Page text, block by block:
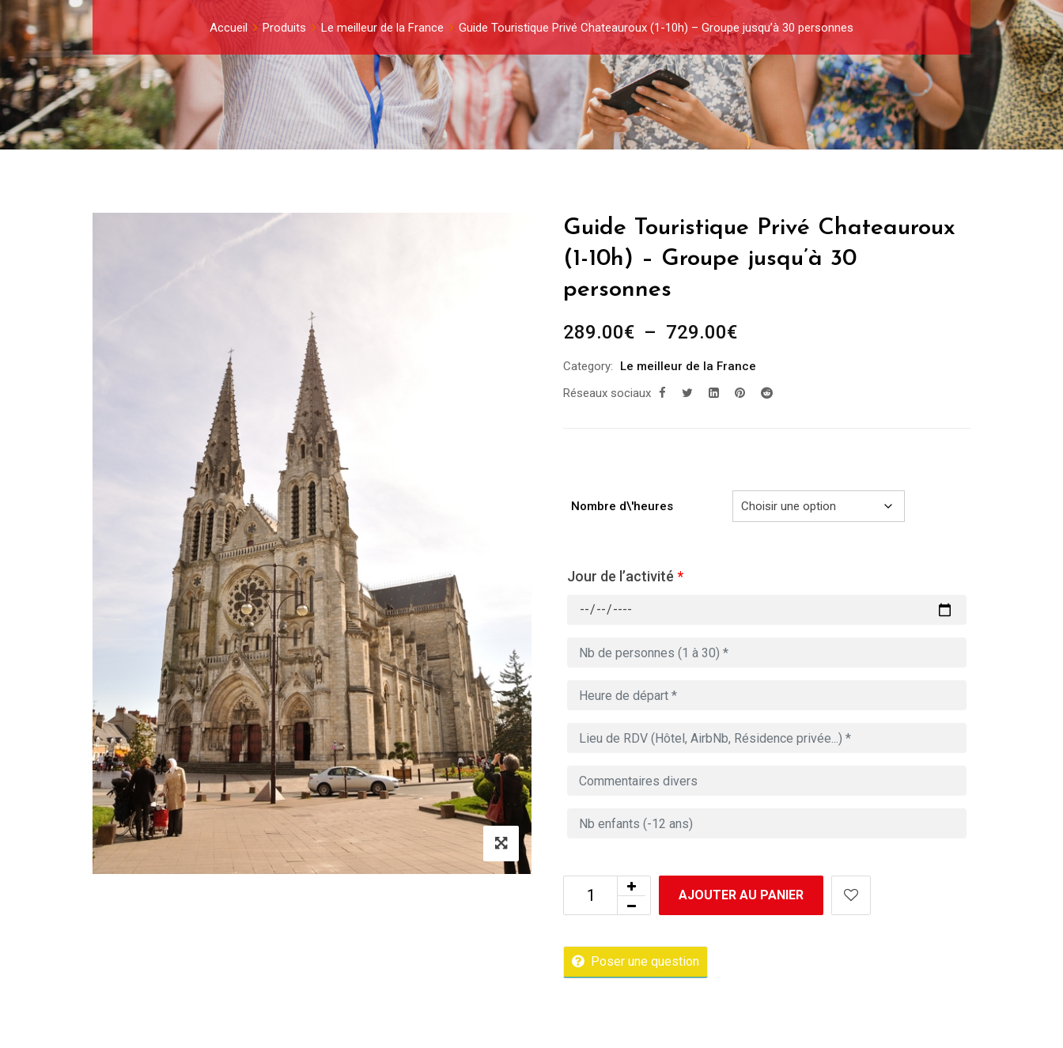
Accueil Produits Le meilleur de la France Guide Touristique Privé Chateauroux (1-10h) – Groupe jusqu’à 30 personnes
Guide Touristique Privé Chateauroux
(1-10h) – Groupe jusqu’à 30
personnes
289.00€ – 729.00€Plage
prix :
289.00€
Category:
Le meilleur de la France
Réseaux sociaux
Nombre d\'heures
Jour de l’activité *
AJOUTER AU PANIER
Poser une question